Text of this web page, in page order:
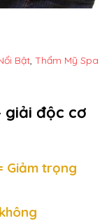
Bật, Thẩm Mỹ Spa
giải độc cơ
Giảm trọng